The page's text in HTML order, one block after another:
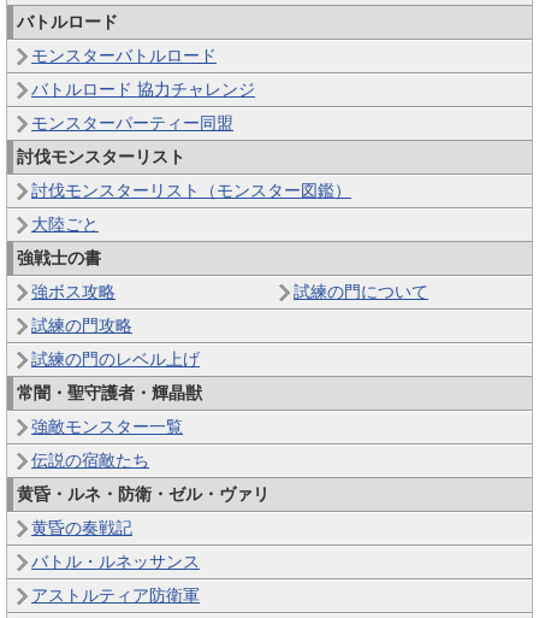
バトルロード
モンスターバトルロード
バトルロード 協力チャレンジ
モンスターパーティー同盟
討伐モンスターリスト
討伐モンスターリスト（モンスター図鑑）
大陸ごと
強戦士の書
強ボス攻略
試練の門について
試練の門攻略
試練の門のレベル上げ
常闇・聖守護者・輝晶獣
強敵モンスター一覧
伝説の宿敵たち
黄昏・ルネ・防衛・ゼル・ヴァリ
黄昏の奏戦記
バトル・ルネッサンス
アストルティア防衛軍